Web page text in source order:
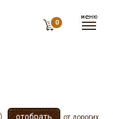
0
от дорогих